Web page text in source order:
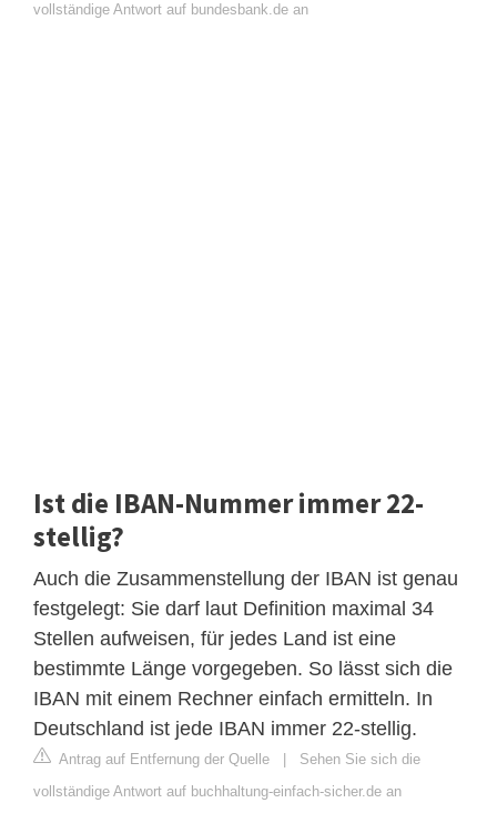
vollständige Antwort auf bundesbank.de an
Ist die IBAN-Nummer immer 22-
stellig?
Auch die Zusammenstellung der IBAN ist genau
festgelegt: Sie darf laut Definition maximal 34
Stellen aufweisen, für jedes Land ist eine
bestimmte Länge vorgegeben. So lässt sich die
IBAN mit einem Rechner einfach ermitteln. In
Deutschland ist jede IBAN immer 22-stellig.
Antrag auf Entfernung der Quelle
Sehen Sie sich die
vollständige Antwort auf buchhaltung-einfach-sicher.de an